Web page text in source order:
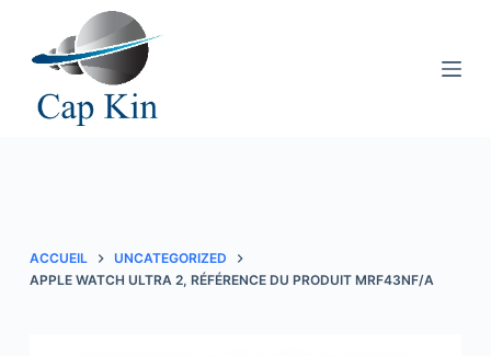
c
o
ACCUEIL
UNCATEGORIZED
APPLE WATCH ULTRA 2, RÉFÉRENCE DU PRODUIT MRF43NF/A